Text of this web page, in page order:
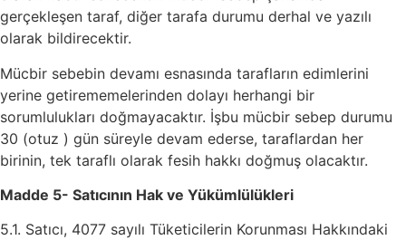
gerçekleşen taraf, diğer tarafa durumu derhal ve yazılı
olarak bildirecektir.
Mücbir sebebin devamı esnasında tarafların edimlerini
yerine getirememelerinden dolayı herhangi bir
sorumlulukları doğmayacaktır. İşbu mücbir sebep durumu
30 (otuz ) gün süreyle devam ederse, taraflardan her
birinin, tek taraflı olarak fesih hakkı doğmuş olacaktır.
Madde 5- Satıcının Hak ve Yükümlülükleri
5.1. Satıcı, 4077 sayılı Tüketicilerin Korunması Hakkındaki